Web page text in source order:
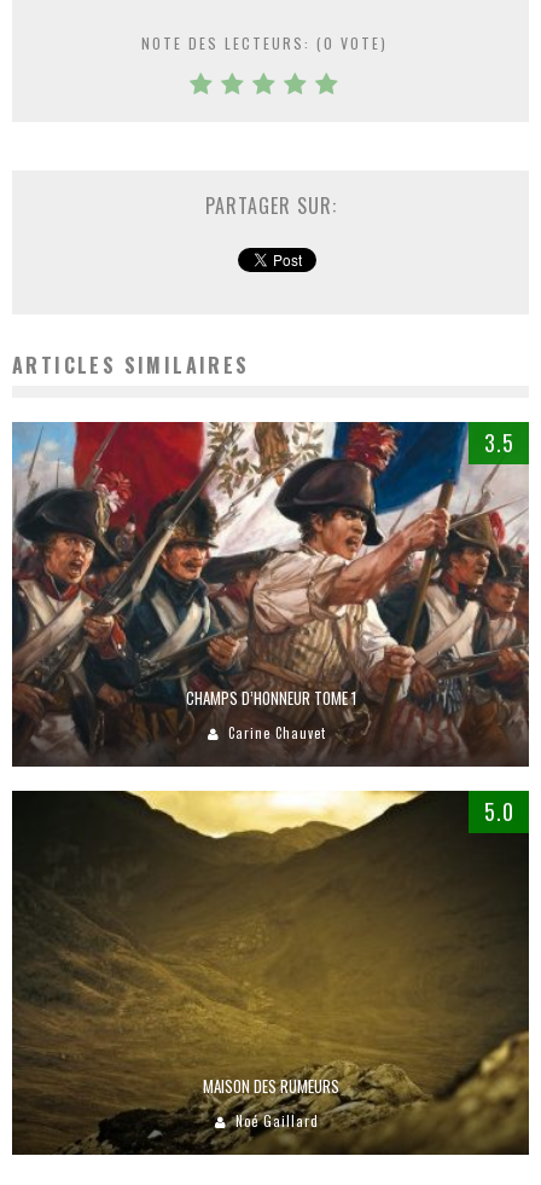
NOTE DES LECTEURS: (0 VOTE)
PARTAGER SUR:
ARTICLES SIMILAIRES
3.5
CHAMPS D’HONNEUR TOME 1
Carine Chauvet
5.0
MAISON DES RUMEURS
Noé Gaillard